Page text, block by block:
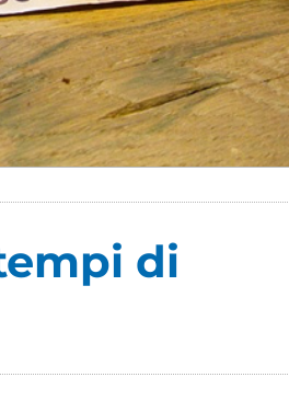
di